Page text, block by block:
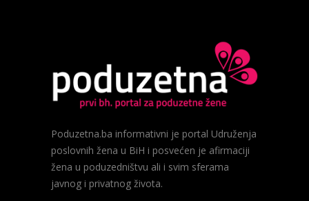
Poduzetna.ba informativni je portal Udruženja
poslovnih žena u BiH i posvećen je afirmaciji
žena u poduzedništvu ali i svim sferama
javnog i privatnog života.